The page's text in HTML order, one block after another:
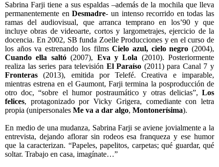
Sabrina Farji tiene a sus espaldas –además de la mochila que lleva
permanentemente enDesmadre- un intenso recorrido en todas las
ramas del audiovisual, que arranca temprano en los’90 y que
incluye obras de videoarte, cortos y largometrajes, ejercicio de la
docencia. En 2002, SB funda Zoelle Producciones y en el curso de
los años va estrenando los filmsCielo azul, cielo negro (2004),
Cuando ella saltó(2007), Eva y Lola (2010). Posteriormente
realiza las series para televisión El Paraíso (2011) para Canal 7 y
Fronteras (2013), emitida por Telefé. Creativa e imparable,
mientras estrena en el Gaumont, Farji termina la posproducción de
otro doc, “sobre el humor postraumático y otras delicias”, Los
felices, protagonizado por Vicky Grigera, comediante con letra
propia (unipersonales Me va a dar algo, Montonerísima).
En medio de una mudanza, Sabrina Farji se aviene jovialmente a la
entrevista, dejando aflorar sin rodeos esa franqueza y ese humor
que la caracterizan. “Papeles, papelitos, carpetas; qué guardar, qué
soltar. Trabajo en casa, imagínate…”